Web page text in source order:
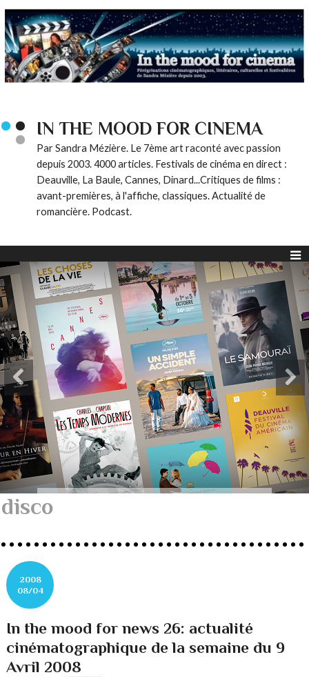
IN THE MOOD FOR CINEMA
Par Sandra Mézière. Le 7ème art raconté avec passion
depuis 2003. 4000 articles. Festivals de cinéma en direct :
Deauville, La Baule, Cannes, Dinard...Critiques de films :
avant-premières, à l'affiche, classiques. Actualité de
romancière. Podcast.
disco
2008
08/04
In the mood for news 26: actualité
cinématographique de la semaine du 9
Avril 2008